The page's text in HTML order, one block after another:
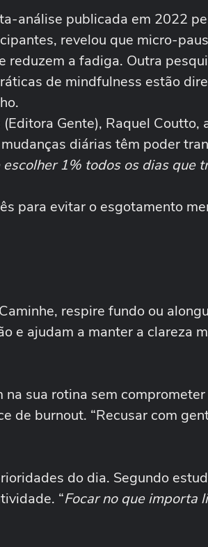
análise publicada em 2022
revelou que micro-
reduzem a fadiga. Outra
de mindfulness estão
Gente), Raquel Coutto,
diárias têm poder
1% todos os dias que
para evitar o esgotamento
respire fundo ou
e ajudam a manter a clareza
sua rotina sem
de burnout. “Recusar com
do dia. Segundo
“Focar no que importa